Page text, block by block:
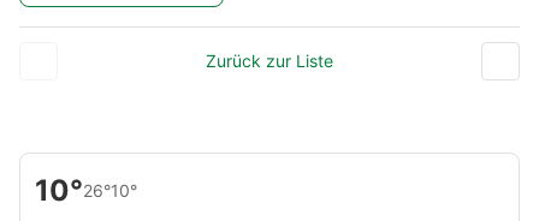
Zurück zur Liste
10°26°10°